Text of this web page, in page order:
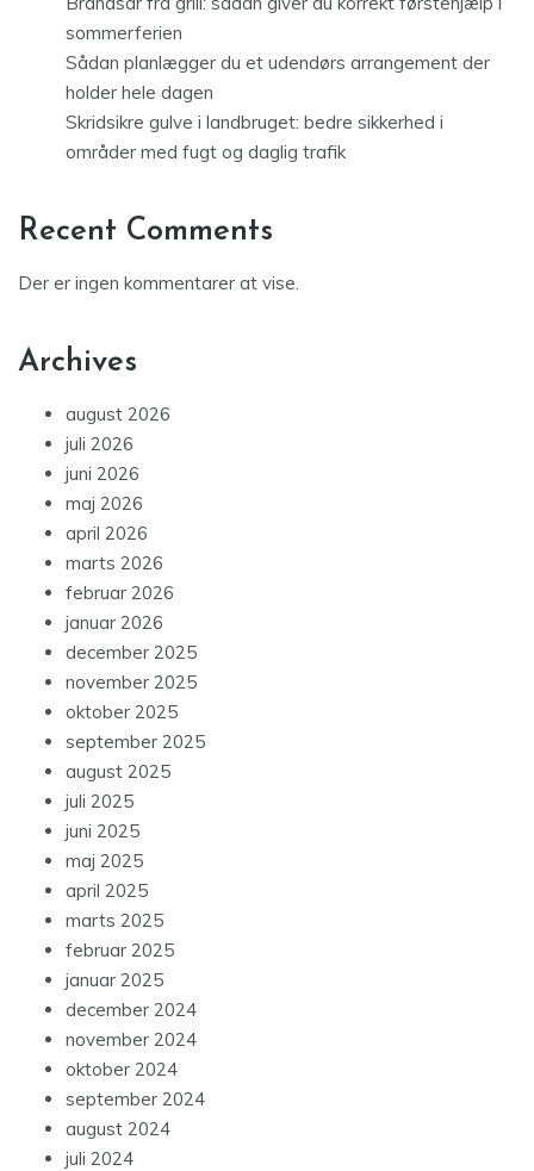
sommerferien
Sådan planlægger du et udendørs arrangement der
holder hele dagen
Skridsikre gulve i landbruget: bedre sikkerhed i
områder med fugt og daglig trafik
Recent Comments
Der er ingen kommentarer at vise.
Archives
august 2026
juli 2026
juni 2026
maj 2026
april 2026
marts 2026
februar 2026
januar 2026
december 2025
november 2025
oktober 2025
september 2025
august 2025
juli 2025
juni 2025
maj 2025
april 2025
marts 2025
februar 2025
januar 2025
december 2024
november 2024
oktober 2024
september 2024
august 2024
juli 2024